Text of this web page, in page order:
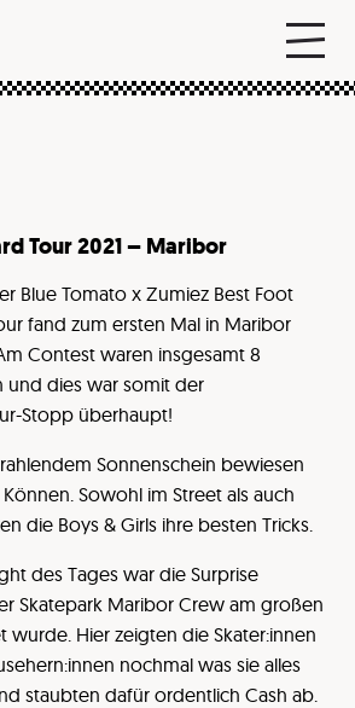
Tour 2021 – Maribor
Blue Tomato x Zumiez Best Foot
fand zum ersten Mal in Maribor
Contest waren insgesamt 8
und dies war somit der
Stopp überhaupt!
Sonnenschein bewiesen
Sowohl im Street als auch
die Boys & Girls ihre besten Tricks.
des Tages war die Surprise
Skatepark Maribor Crew am großen
wurde. Hier zeigten die Skater:innen
nochmal was sie alles
staubten dafür ordentlich Cash ab.